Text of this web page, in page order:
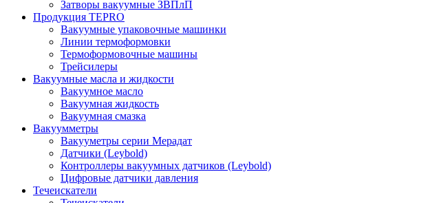
Затворы вакуумные ЗВПлП
Продукция TEPRO
Вакуумные упаковочные машинки
Линии термоформовки
Термоформовочные машины
Трейсилеры
Вакуумные масла и жидкости
Вакуумное масло
Вакуумная жидкость
Вакуумная смазка
Вакуумметры
Вакууметры серии Мерадат
Датчики (Leybold)
Контроллеры вакуумных датчиков (Leybold)
Цифровые датчики давления
Течеискатели